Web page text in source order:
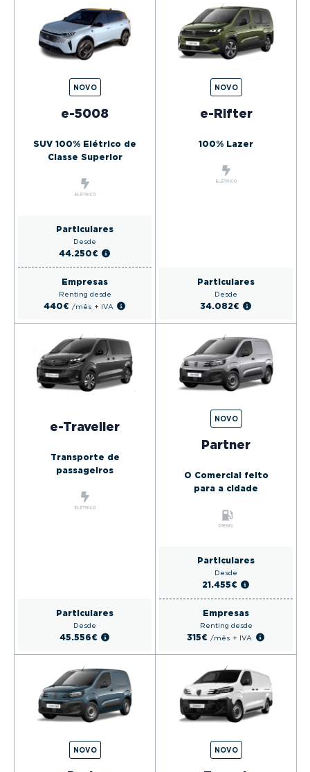
NOVO
e-5008
SUV 100% Elétrico de
Classe Superior
Particulares
Desde
44.250€
Empresas
Renting desde
440€ /mês + IVA
NOVO
e-Rifter
100% Lazer
Particulares
Desde
34.082€
e-Traveller
Transporte de
passageiros
Particulares
Desde
45.556€
NOVO
Partner
O Comercial feito
para a cidade
Particulares
Desde
21.455€
Empresas
Renting desde
315€ /mês + IVA
NOVO NOVO